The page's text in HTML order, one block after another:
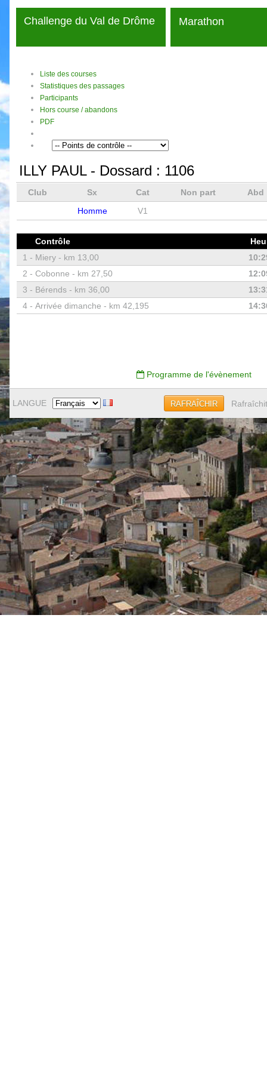
Challenge du Val de Drôme Marathon
Liste des courses
Statistiques des passages
Participants
Hors course / abandons
PDF
ILLY PAUL- Dossard : 1106
Club Sx Cat Non part
Abd
Homme
V1
Contrôle
1 - Miery - km 13,00
2 - Cobonne - km 27,50
3 - Bérends - km 36,00
4 - Arrivée dimanche - km 42,195
Programme de l'évènement
LANGUE RAFRAÎCHIR